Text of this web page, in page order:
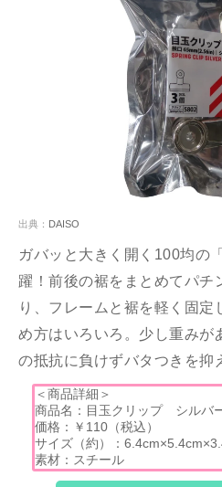
出典： DAISO
ガバッと大きく開く100均の
躍！前後の裾をまとめてパチ
り、フレームと裾を軽く固定
め方はいろいろ。少し重みが
の抵抗に負けずバタつきを抑
＜商品詳細＞
商品名：目玉クリップ シルバ
価格：￥110（税込）
サイズ（約）：
素材：スチール